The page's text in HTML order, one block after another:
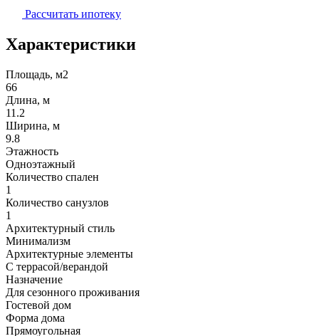
Рассчитать ипотеку
Характеристики
Площадь, м2
66
Длина, м
11.2
Ширина, м
9.8
Этажность
Одноэтажный
Количество спален
1
Количество санузлов
1
Архитектурный стиль
Минимализм
Архитектурные элементы
С террасой/верандой
Назначение
Для сезонного проживания
Гостевой дом
Форма дома
Прямоугольная